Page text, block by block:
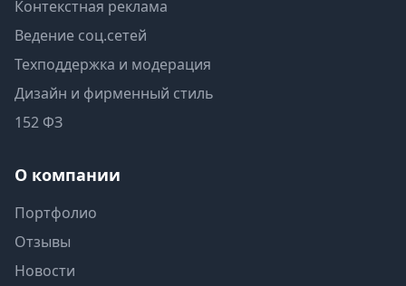
Контекстная реклама
Ведение соц.сетей
Техподдержка и модерация
Дизайн и фирменный стиль
152 ФЗ
О компании
Портфолио
Отзывы
Новости